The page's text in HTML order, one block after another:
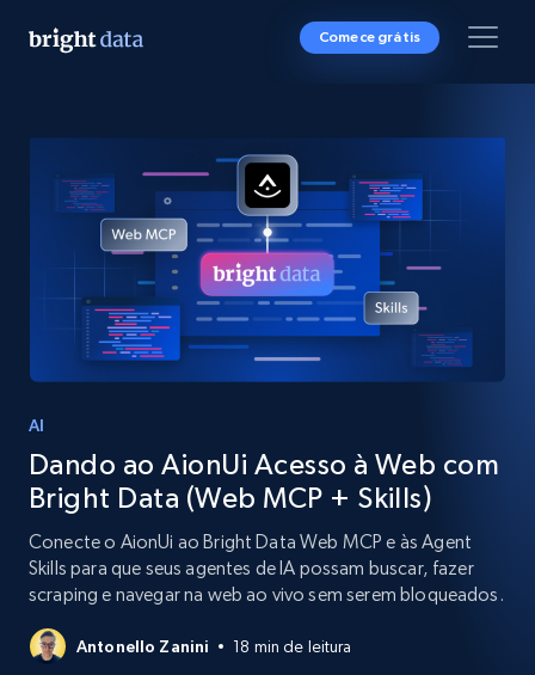
Comece grátis
AI
Dando ao AionUi Acesso à Web com
Bright Data (Web MCP + Skills)
Conecte o AionUi ao Bright Data Web MCP e às Agent
Skills para que seus agentes de IA possam buscar, fazer
scraping e navegar na web ao vivo sem serem bloqueados.
Antonello Zanini 18 min de leitura